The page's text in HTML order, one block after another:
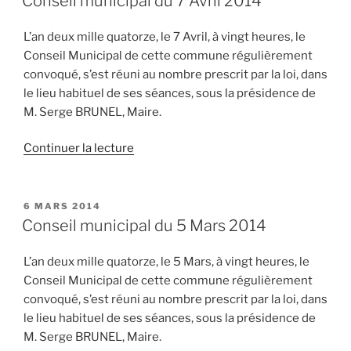
2014 »
L’an deux mille quatorze, le 7 Avril, à vingt heures, le
Conseil Municipal de cette commune régulièrement
convoqué, s’est réuni au nombre prescrit par la loi, dans
le lieu habituel de ses séances, sous la présidence de
M. Serge BRUNEL, Maire.
Continuer la lecture
7
2014 »
PUBLIÉ
LE
6 MARS 2014
Conseil municipal du 5 Mars 2014
L’an deux mille quatorze, le 5 Mars, à vingt heures, le
Conseil Municipal de cette commune régulièrement
convoqué, s’est réuni au nombre prescrit par la loi, dans
le lieu habituel de ses séances, sous la présidence de
M. Serge BRUNEL, Maire.